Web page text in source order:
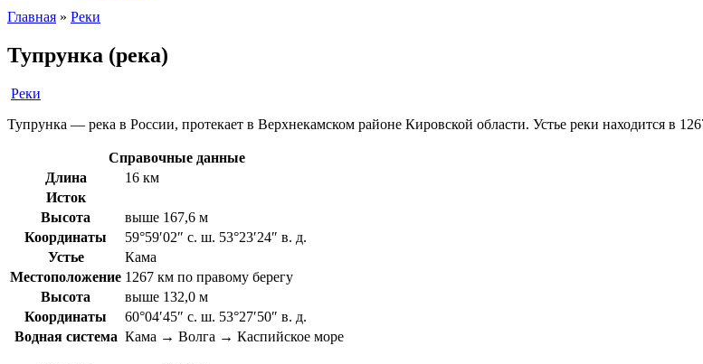
Главная » Реки
Тупрунка (река)
Реки
Тупрунка — река в России, протекает в Верхнекамском районе Кировской области. Устье реки находится в
Справочные данные
Длина
16 км
Исток
Высота
выше 167,6 м
Координаты
59°59′02″ с. ш. 53°23′24″ в. д.
Устье
Кама
Местоположение 1267 км по правому берегу
Высота
выше 132,0 м
Координаты
60°04′45″ с. ш. 53°27′50″ в. д.
Водная система Кама → Волга → Каспийское море